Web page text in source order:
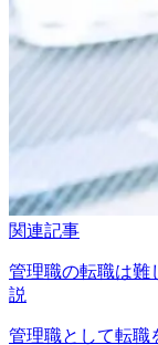
関連記事
管理職の転職は難
説
管理職として転職